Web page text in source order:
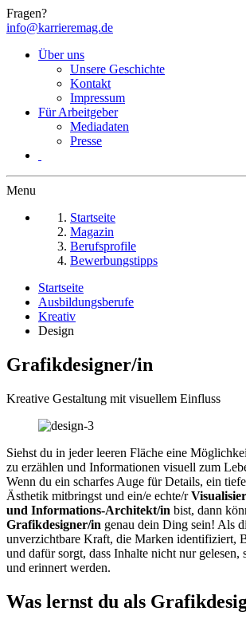
Fragen?
info@karrieremag.de
Über uns
Unsere Geschichte
Kontakt
Impressum
Für Arbeitgeber
Mediadaten
Presse
Menu
Startseite
Magazin
Berufsprofile
Bewerbungstipps
Startseite
Ausbildungsberufe
Kreativ
Design
Grafikdesigner/in
Kreative Gestaltung mit visuellem Einfluss
Siehst du in jeder leeren Fläche eine
zu erzählen und Informationen visuell zum
Wenn du ein scharfes Auge für Details, ein
Ästhetik mitbringst und ein/e echte/r
und Informations-Architekt/in bist, dann
Grafikdesigner/in genau dein Ding sein! Als
unverzichtbare Kraft, die Marken identifiziert,
und dafür sorgt, dass Inhalte nicht nur gelesen,
und erinnert werden.
Was lernst du als